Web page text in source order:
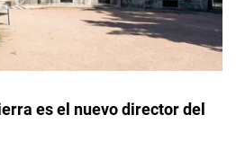
es el nuevo director del